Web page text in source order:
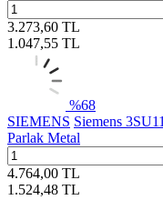
3.273,60 TL
1.047,55 TL
%68
SIEMENS Siemens
Parlak Metal
4.764,00 TL
1.524,48 TL